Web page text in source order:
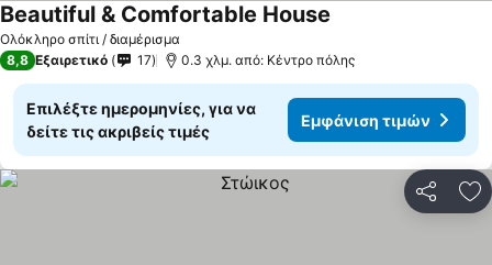
Ολόκληρο σπίτι / διαμέρισμα
Beautiful & Comfortable House
8,8 Εξαιρετικό 17 0.3 χλμ. από: Κέντρο πόλης
Επιλέξτε ημερομηνίες, για να
δείτε τις ακριβείς τιμές
Εμφάνιση τιμών